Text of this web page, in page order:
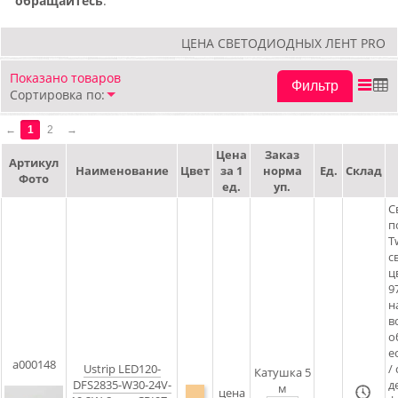
ЦЕНА СВЕТОДИОДНЫХ ЛЕНТ PRO
Показано товаров
Сортировка по:
Фильтр
← 1 2 →
Артикул
Фото
Наименование Цвет
Цена
за 1
ед.
Заказ
норма
уп.
Ед. Склад
a000148
Ustrip LED120-
DFS2835-W30-24V-
цена
Катушка 5
м
/